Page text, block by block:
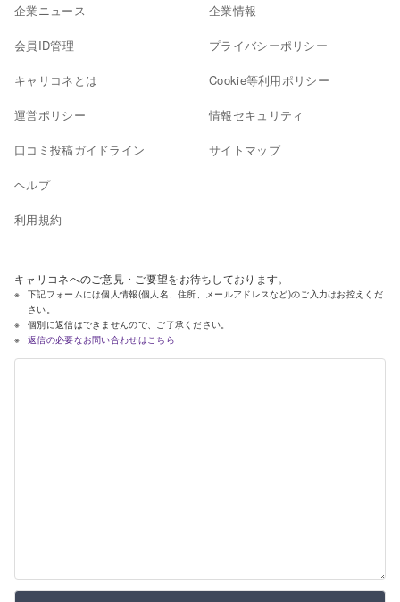
企業ニュース
会員ID管理
キャリコネとは
運営ポリシー
口コミ投稿ガイドライン
ヘルプ
利用規約
企業情報
プライバシーポリシー
Cookie等利用ポリシー
情報セキュリティ
サイトマップ
キャリコネへのご意見・ご要望をお待ちしております。
下記フォームには個人情報(個人名、住所、メールアドレスなど)のご入力はお控えくだ
さい。
個別に返信はできませんので、ご了承ください。
返信の必要なお問い合わせはこちら